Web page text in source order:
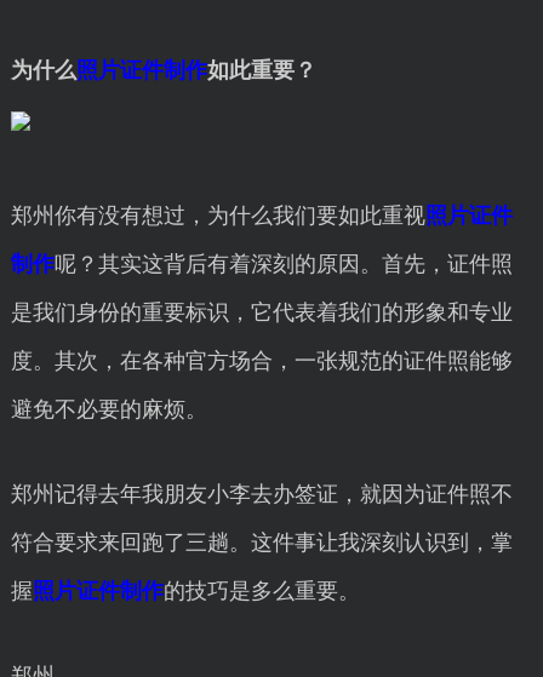
为什么照片证件制作如此重要？
郑州你有没有想过，为什么我们要如此重视照片证件
制作呢？其实这背后有着深刻的原因。首先，证件照
是我们身份的重要标识，它代表着我们的形象和专业
度。其次，在各种官方场合，一张规范的证件照能够
避免不必要的麻烦。
郑州记得去年我朋友小李去办签证，就因为证件照不
符合要求来回跑了三趟。这件事让我深刻认识到，掌
握照片证件制作的技巧是多么重要。